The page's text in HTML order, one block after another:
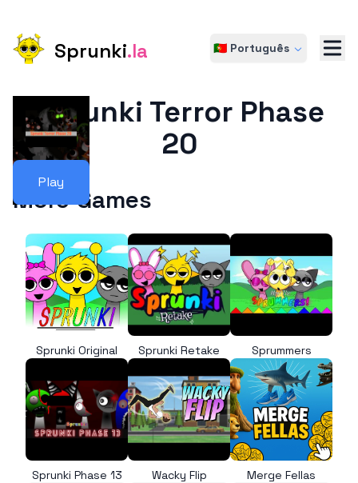
Sprunki.la 🇵🇹 Português
Play
Sprunki Terror Phase
20
More Games
Sprunki Original Sprunki Retake Sprummers
Sprunki Phase 13 Wacky Flip Merge Fellas